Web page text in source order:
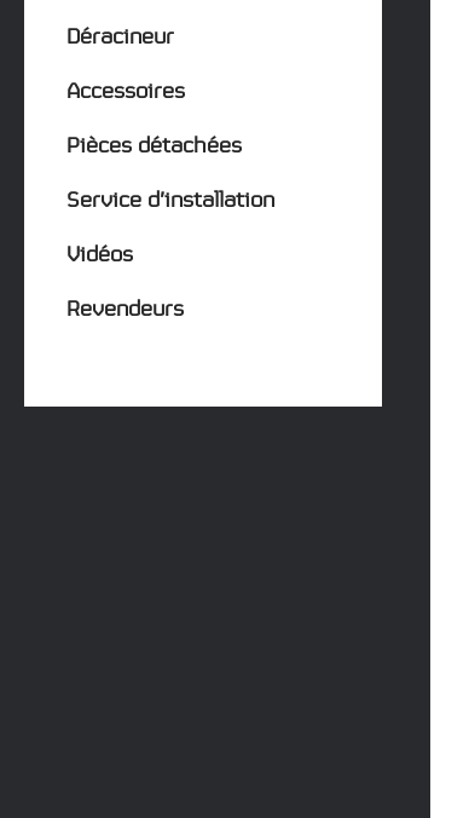
Déracineur
Accessoires
Pièces détachées
Service d’installation
Vidéos
Revendeurs